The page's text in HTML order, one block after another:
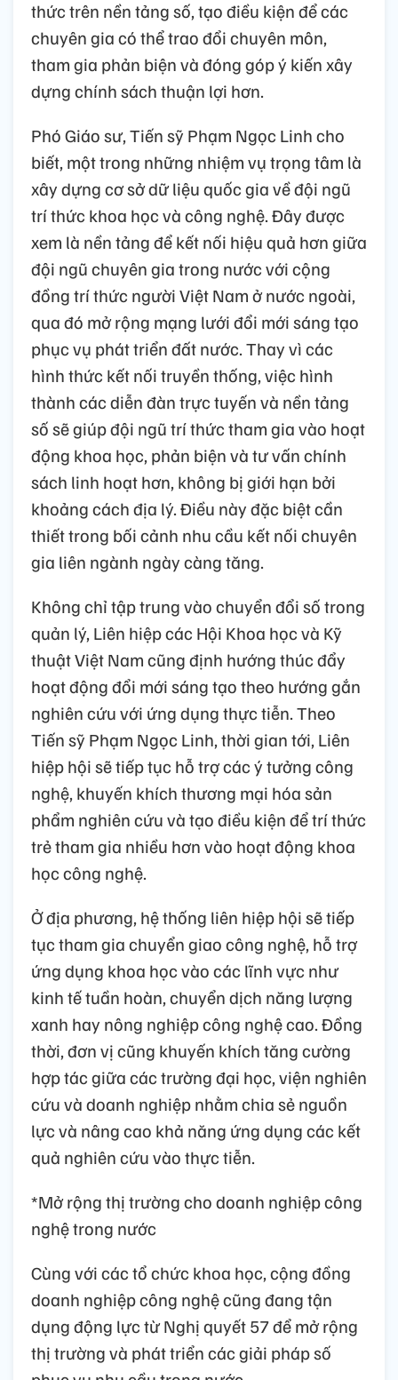
thức trên nền tảng số, tạo điều kiện để các
chuyên gia có thể trao đổi chuyên môn,
tham gia phản biện và đóng góp ý kiến xây
dựng chính sách thuận lợi hơn.
Phó Giáo sư, Tiến sỹ Phạm Ngọc Linh cho
biết, một trong những nhiệm vụ trọng tâm là
xây dựng cơ sở dữ liệu quốc gia về đội ngũ
trí thức khoa học và công nghệ. Đây được
xem là nền tảng để kết nối hiệu quả hơn giữa
đội ngũ chuyên gia trong nước với cộng
đồng trí thức người Việt Nam ở nước ngoài,
qua đó mở rộng mạng lưới đổi mới sáng tạo
phục vụ phát triển đất nước. Thay vì các
hình thức kết nối truyền thống, việc hình
thành các diễn đàn trực tuyến và nền tảng
số sẽ giúp đội ngũ trí thức tham gia vào hoạt
động khoa học, phản biện và tư vấn chính
sách linh hoạt hơn, không bị giới hạn bởi
khoảng cách địa lý. Điều này đặc biệt cần
thiết trong bối cảnh nhu cầu kết nối chuyên
gia liên ngành ngày càng tăng.
Không chỉ tập trung vào chuyển đổi số trong
quản lý, Liên hiệp các Hội Khoa học và Kỹ
thuật Việt Nam cũng định hướng thúc đẩy
hoạt động đổi mới sáng tạo theo hướng gắn
nghiên cứu với ứng dụng thực tiễn. Theo
Tiến sỹ Phạm Ngọc Linh, thời gian tới, Liên
hiệp hội sẽ tiếp tục hỗ trợ các ý tưởng công
nghệ, khuyến khích thương mại hóa sản
phẩm nghiên cứu và tạo điều kiện để trí thức
trẻ tham gia nhiều hơn vào hoạt động khoa
học công nghệ.
Ở địa phương, hệ thống liên hiệp hội sẽ tiếp
tục tham gia chuyển giao công nghệ, hỗ trợ
ứng dụng khoa học vào các lĩnh vực như
kinh tế tuần hoàn, chuyển dịch năng lượng
xanh hay nông nghiệp công nghệ cao. Đồng
thời, đơn vị cũng khuyến khích tăng cường
hợp tác giữa các trường đại học, viện nghiên
cứu và doanh nghiệp nhằm chia sẻ nguồn
lực và nâng cao khả năng ứng dụng các kết
quả nghiên cứu vào thực tiễn.
*Mở rộng thị trường cho doanh nghiệp công
nghệ trong nước
Cùng với các tổ chức khoa học, cộng đồng
doanh nghiệp công nghệ cũng đang tận
dụng động lực từ Nghị quyết 57 để mở rộng
thị trường và phát triển các giải pháp số